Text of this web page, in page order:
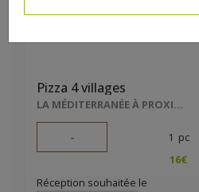
Pizza 4 villages
LA MÉDITERRANÉE À PROXIMITÉ
- 1 pc
16€
Réception souhaitée le